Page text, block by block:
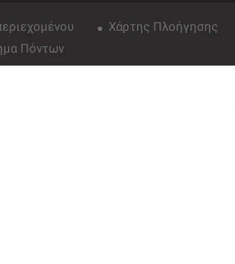
Χάρτης Πλοήγησης
Πόντων